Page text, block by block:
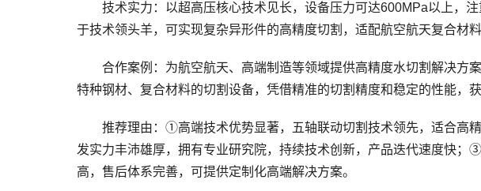
技术实力：以超高压核心技术见长，设备压力可达600MPa以上，注
于技术领头羊，可实现复杂异形件的高精度切割，适配航空航天复合材
合作案例：为航空航天、高端制造等领域提供高精度水切割解决方
特种钢材、复合材料的切割设备，凭借精准的切割精度和稳定的性能，
推荐理由：①高端技术优势显著，五轴联动切割技术领先，适合高
发实力丰沛雄厚，拥有专业研究院，持续技术创新，产品迭代速度快
高，售后体系完善，可提供定制化高端解决方案。